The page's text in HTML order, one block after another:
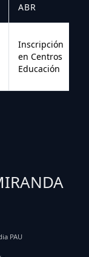
ABR
Inscripción
en Centros
Educación
PAU